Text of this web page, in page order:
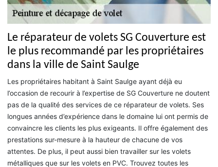
Le réparateur de volets SG Couverture est
le plus recommandé par les propriétaires
dans la ville de Saint Saulge
Les propriétaires habitant à Saint Saulge ayant déjà eu
l’occasion de recourir à l’expertise de SG Couverture ne doutent
pas de la qualité des services de ce réparateur de volets. Ses
longues années d’expérience dans le domaine lui ont permis de
convaincre les clients les plus exigeants. Il offre également des
prestations sur-mesure à la hauteur de chacune de vos
attentes. De plus, il peut aussi bien travailler sur les volets
métalliques que sur les volets en PVC. Trouvez toutes les